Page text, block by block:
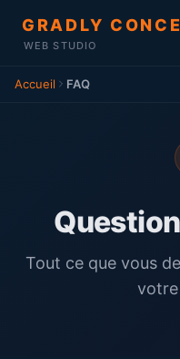
GRADLY
WEB STUDIO
Accueil FAQ
Tout ce que vous